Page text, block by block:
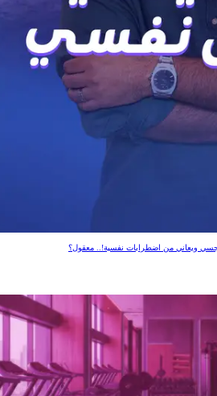
ويعاني من اضطرابات نفسية!.. معقول؟